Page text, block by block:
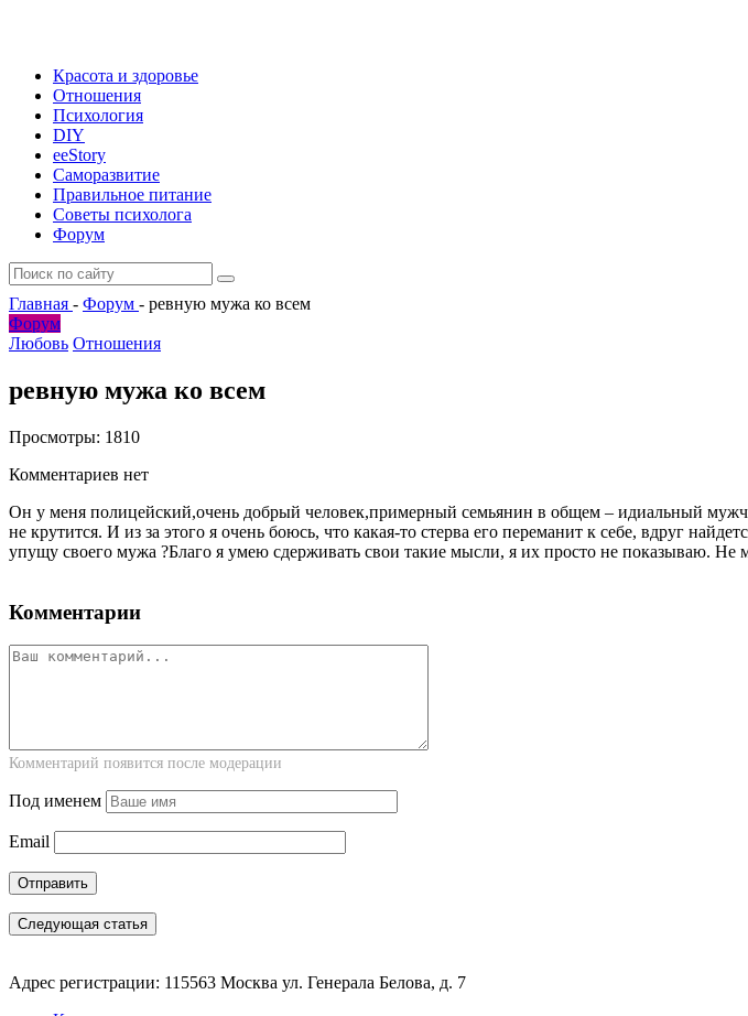
Красота и здоровье
Отношения
Психология
DIY
ееStory
Саморазвитие
Правильное питание
Советы психолога
Форум
Главная - Форум - ревную мужа ко всем
Форум
Любовь Отношения
ревную мужа ко всем
Просмотры: 1810
Комментариев нет
Он у меня полицейский,очень добрый человек,примерный семьянин в общем – идиальный
не крутится. И из за этого я очень боюсь, что какая-то стерва его переманит к себе, вдруг
упущу своего мужа ?Благо я умею сдерживать свои такие мысли, я их просто не показываю. Не
Комментарии
Комментарий появится после модерации
Под именем
Email
Следующая статья
Адрес регистрации: 115563 Москва ул. Генерала Белова, д. 7